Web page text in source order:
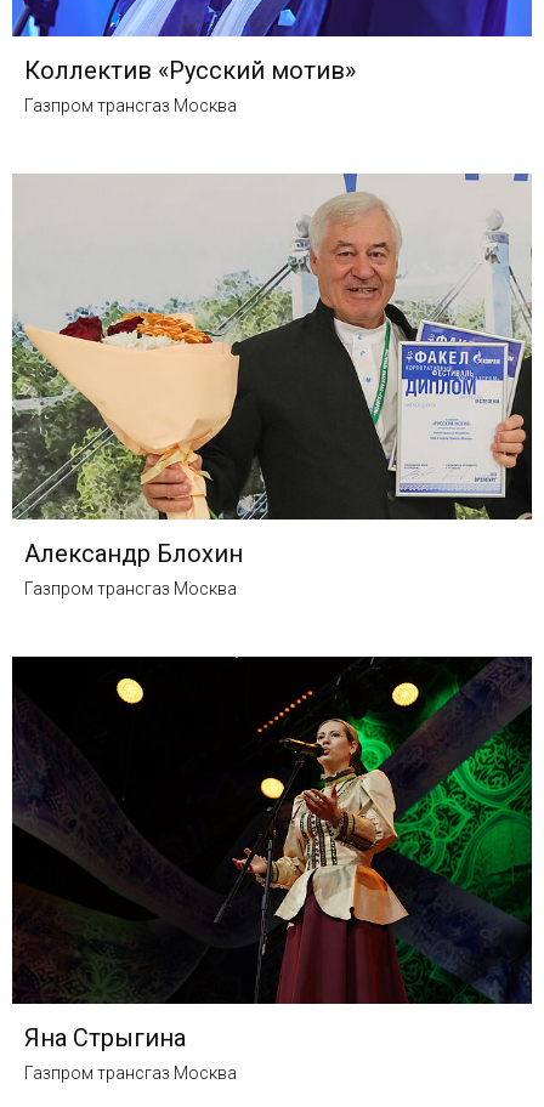
Коллектив «Русский мотив»
Газпром трансгаз Москва
Александр Блохин
Газпром трансгаз Москва
Яна Стрыгина
Газпром трансгаз Москва